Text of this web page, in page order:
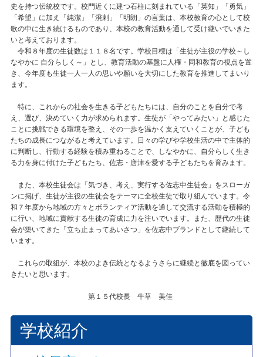
史を持つ伝統校です。校門近くに建つ石柱に刻まれている「英知」「勇気」
「希望」に加え「純潔」「溌剌」「明朗」の言葉は、本校教育の心として校
歌の中に生き続けるものであり、本校の教育活動を通して受け継いでいきた
いと考えております。
令和８年度の生徒数は１１８名です。学校目標は「生徒が主役の学校～し
なやかに 自分らしく～」とし、教育活動の基盤に人権・同和教育の視点を置
き、今年度も生徒一人一人の思いや願いを大切にした教育を推進してまいり
ます。
特に、これからの社会を生きる子どもたちには、自分のことを自分で考
え、選び、決めていく力が求められます。生徒が「やってみたい」と感じた
ことに挑戦できる環境を整え、その一歩を温かく支えていくことが、子ども
たちの成長につながると考えています。日々の学びや学校生活の中で主体的
に判断し、行動する経験を積み重ねることで、しなやかに、自分らしく生き
る力を身に付けた子どもたち、佐志・唐津を愛する子どもたちを育みます。
また、本校生徒会は「気づき、考え、実行する佐志中生徒会」をスローガ
ンに掲げ、生徒が主役の生徒会をテーマに全校生徒で取り組んでいます。令
和７年度から地域の方々とボランティア活動を通して交流する活動を積極的
に行い、地域に貢献する生徒の育成に力を注いでいます。また、歴代の生徒
会が築いてきた「立ち止まってあいさつ」を佐志中ブランドとして継続して
います。
これらの取組が、本校のよき伝統となるようさらに継続と徹底を図ってい
きたいと思います。
第１５代校長 牛草 美佳
学校紹介